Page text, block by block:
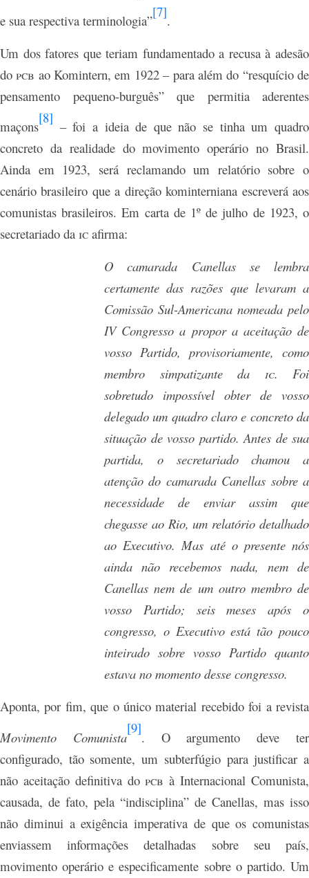
e sua respectiva terminologia”
[7]
.
Um dos fatores que teriam fundamentado a recusa à adesão
dopcb ao Komintern, em 1922 – para além do “resquício de
pensamento pequeno-burguês” que permitia aderentes
maçons
[8]
– foi a ideia de que não se tinha um quadro
concreto da realidade do movimento operário no Brasil.
Ainda em 1923, será reclamando um relatório sobre o
cenário brasileiro que a direção kominterniana escreverá aos
comunistas brasileiros.Em carta de 1º de julho de 1923, o
secretariado da ic afirma:
O camarada Canellas se lembra
certamente das razões que levaram a
Comissão Sul-Americana nomeada pelo
IV Congresso a propor a aceitação de
vosso Partido, provisoriamente, como
membro simpatizante da ic. Foi
sobretudo impossível obter de vosso
delegado um quadro claro e concreto da
situação de vosso partido. Antes de sua
partida, o secretariado chamou a
atenção do camarada Canellas sobre a
necessidade de enviar assim que
chegasse ao Rio, um relatório detalhado
ao Executivo. Mas até o presente nós
ainda não recebemos nada, nem de
Canellas nem de um outro membro de
vosso Partido; seis meses após o
congresso, o Executivo está tão pouco
inteirado sobre vosso Partido quanto
estava no momento desse congresso.
Aponta, por fim, que o único material recebido foi a revista
Movimento Comunista
[9]
. O argumento deve ter
configurado, tão somente, um subterfúgio para justificar a
não aceitação definitiva dopcb à Internacional Comunista,
causada, de fato, pela “indisciplina” de Canellas, mas isso
não diminui a exigência imperativa de que os comunistas
enviassem informações detalhadas sobre seu país,
movimento operário e especificamente sobre o partido. Um